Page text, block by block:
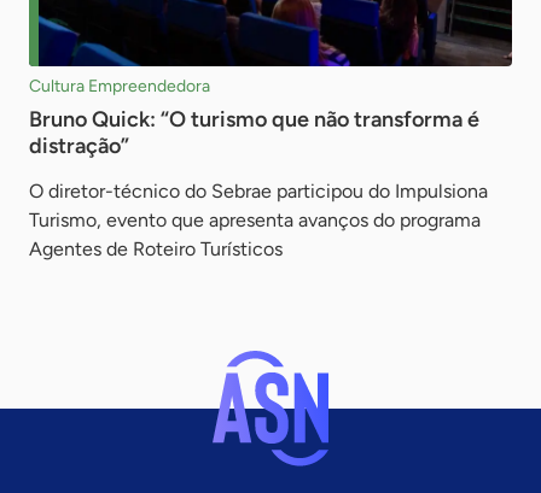
Cultura Empreendedora
Bruno Quick: “O turismo que não transforma é
distração”
O diretor-técnico do Sebrae participou do Impulsiona
Turismo, evento que apresenta avanços do programa
Agentes de Roteiro Turísticos